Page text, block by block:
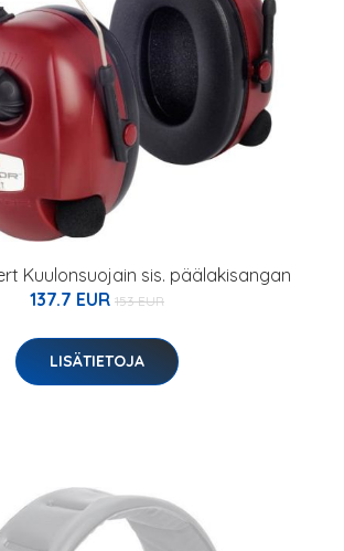
Kuulonsuojain sis. päälakisangan
137.7 EUR 153 EUR
LISÄTIETOJA